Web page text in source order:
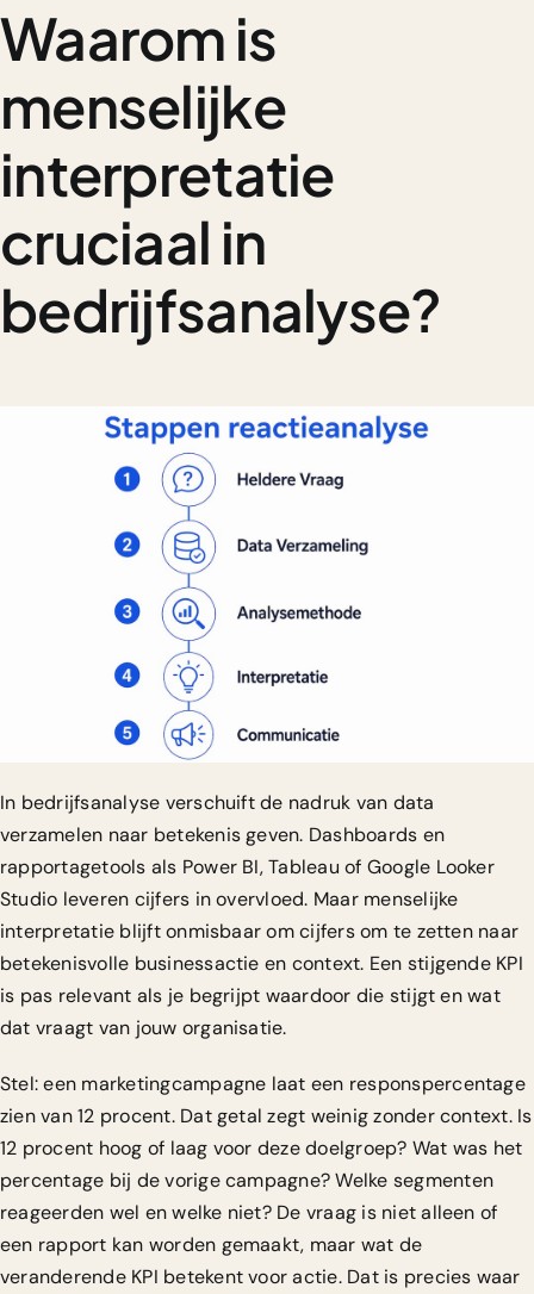
Waarom is
menselijke
interpretatie
cruciaal in
bedrijfsanalyse?
In bedrijfsanalyse verschuift de nadruk van data
verzamelen naar betekenis geven. Dashboards en
rapportagetools als Power BI, Tableau of Google Looker
Studio leveren cijfers in overvloed. Maar menselijke
interpretatie blijft onmisbaarom cijfers om te zetten naar
betekenisvolle businessactie en context. Een stijgende KPI
is pas relevant als je begrijpt waardoor die stijgt en wat
dat vraagt van jouw organisatie.
Stel: een marketingcampagne laat een responspercentage
zien van 12 procent. Dat getal zegt weinig zonder context. Is
12 procent hoog of laag voor deze doelgroep? Wat was het
percentage bij de vorige campagne? Welke segmenten
reageerden wel en welke niet? De vraag is niet alleen of
een rapport kan worden gemaakt, maar wat de
veranderende KPI betekent voor actie. Dat is precies waar